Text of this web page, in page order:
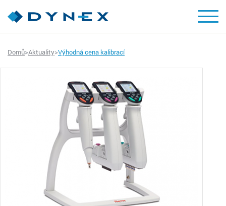
Domů>Aktuality>Výhodná cena kalibrací